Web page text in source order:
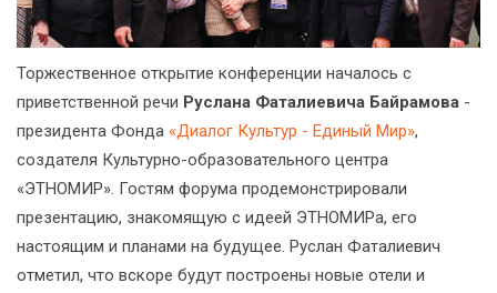
Торжественное открытие конференции началось с
приветственной речи Руслана Фаталиевича Байрамова -
президента Фонда «Диалог Культур - Единый Мир»,
создателя Культурно-образовательного центра
«ЭТНОМИР». Гостям форума продемонстрировали
презентацию, знакомящую с идеей ЭТНОМИРа, его
настоящим и планами на будущее. Руслан Фаталиевич
отметил, что вскоре будут построены новые отели и